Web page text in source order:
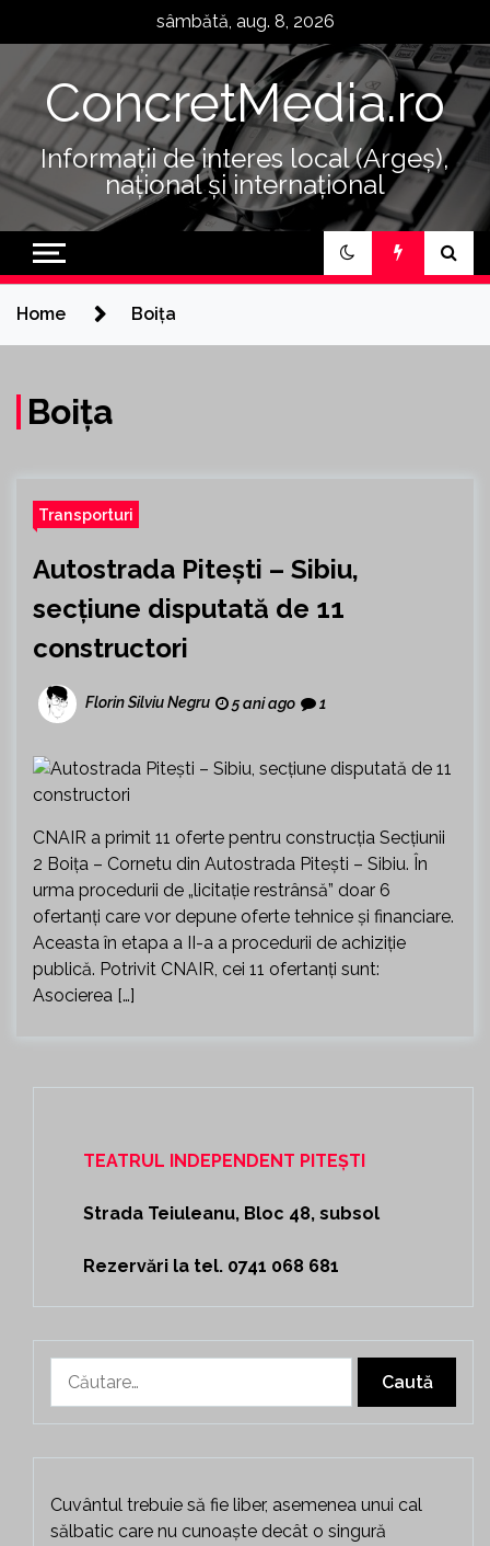
sâmbătă, aug. 8, 2026
ConcretMedia.ro
Informații de interes local (Argeș),
național și internațional
Home Boița
Boița
Transporturi
Autostrada Pitești – Sibiu,
secțiune disputată de 11
constructori
Florin Silviu Negru 5 ani ago 1
CNAIR a primit 11 oferte pentru construcţia Secţiunii
2 Boiţa – Cornetu din Autostrada Pitești – Sibiu. În
urma procedurii de „licitaţie restrânsă” doar 6
ofertanţi care vor depune oferte tehnice şi financiare.
Aceasta în etapa a II-a a procedurii de achiziţie
publică. Potrivit CNAIR, cei 11 ofertanţi sunt:
Asocierea […]
TEATRUL INDEPENDENT PITEȘTI
Strada Teiuleanu, Bloc 48, subsol
Rezervări la tel. 0741 068 681
după:
Cuvântul trebuie să fie liber, asemenea unui cal
sălbatic care nu cunoaște decât o singură